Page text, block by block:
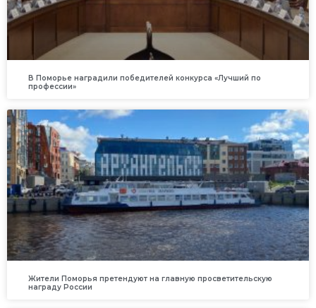
В Поморье наградили победителей конкурса «Лучший по
профессии»
Жители Поморья претендуют на главную просветительскую
награду России